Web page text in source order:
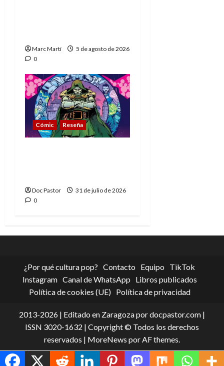
Marc Martí
5 de agosto de 2026
0
Cómic Reseña
Doc Pastor
31 de julio de 2026
0
¿Por qué cultura pop? Contacto Equipo
TikTok
Instagram Canal de WhatsApp
Libros publicados
Política de cookies (UE)
Política de privacidad
2013-2026 | Editado en Zaragoza por docpastor.com |
ISSN 3020-1632 | Copyright © Todos los derechos
reservados | MoreNews por AF themes.